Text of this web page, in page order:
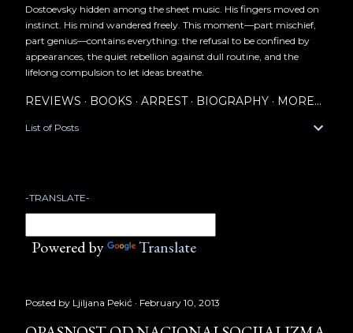
Dostoevsky hidden among the sheet music. His fingers moved on
instinct. His mind wandered freely. This moment—part mischief,
part genius—contains everything: the refusal to be confined by
appearances, the quiet rebellion against dull routine, and the
lifelong compulsion to let ideas breathe.
REVIEWS BOOKS ARREST BIOGRAPHY MORE…
List of Posts
-TRANSLATE-
Powered by Translate
Posted by Ljiljana Pekić February 10, 2013